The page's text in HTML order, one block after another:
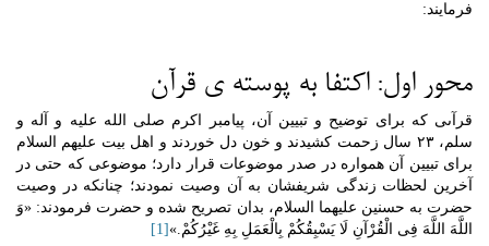
فرمایند:
محور اول: اکتفا به پوسته ی قرآن
قرآںی که برای توضیح و تبیین آن، پیامبر اکرم صلی الله علیه و آله و
سلم، ۲۳ سال زحمت کشیدند و خون دل خوردند و اهل بیت علیهم السلام
برای تبیین آن همواره در صدر موضوعات قرار دارد؛ موضوعی که حتی در
آخرین لحظات زندگی شریفشان به آن وصیت نمودند؛ چنانکه در وصیت
حضرت به حسنین علیهما السلام، بدان تصریح شده و حضرت فرمودند: «وَ
اللَّهَ اللَّهَ فِی الْقُرْآنِ لَا یَسْبِقُکُمْ بِالْعَمَلِ بِهِ غَیْرُکُمْ.»[1]